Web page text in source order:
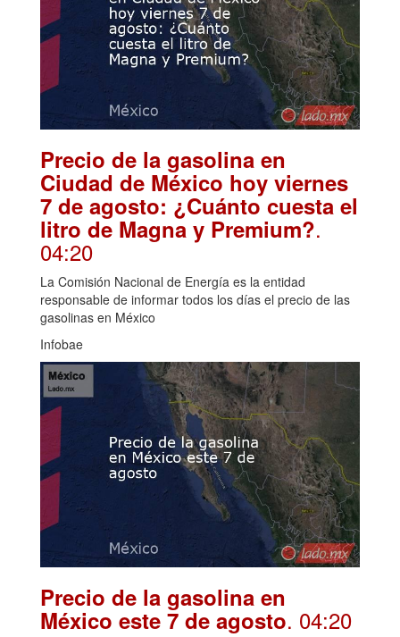
Precio de la gasolina en
Ciudad de México hoy viernes
7 de agosto: ¿Cuánto cuesta el
litro de Magna y Premium?.
04:20
La Comisión Nacional de Energía es la entidad
responsable de informar todos los días el precio de las
gasolinas en México
Infobae
Precio de la gasolina en
México este 7 de agosto. 04:20